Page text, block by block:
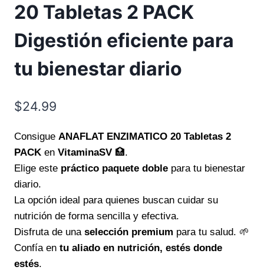
20 Tabletas 2 PACK
Digestión eficiente para
tu bienestar diario
$24.99
Consigue ANAFLAT ENZIMATICO 20 Tabletas 2
PACK en VitaminaSV 🏥.
Elige este práctico paquete doble para tu bienestar
diario.
La opción ideal para quienes buscan cuidar su
nutrición de forma sencilla y efectiva.
Disfruta de una selección premium para tu salud. 🌱
Confía en tu aliado en nutrición, estés donde
estés.